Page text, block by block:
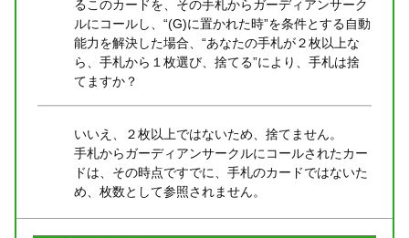
るこのカードを、その手札からガーディアンサーク
ルにコールし、“(G)に置かれた時”を条件とする自動
能力を解決した場合、“あなたの手札が２枚以上な
ら、手札から１枚選び、捨てる”により、手札は捨
てますか？
いいえ、２枚以上ではないため、捨てません。
手札からガーディアンサークルにコールされたカー
ドは、その時点ですでに、手札のカードではないた
め、枚数として参照されません。